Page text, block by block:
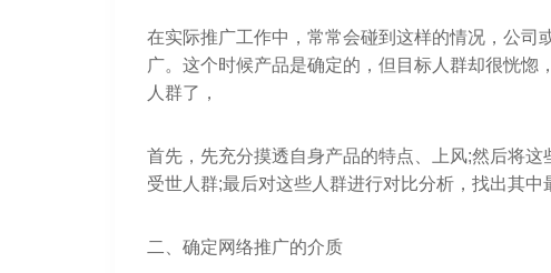
在实际推广工作中，常常会碰到这样的情况，公司
广。这个时候产品是确定的，但目标人群却很恍
人群了，
首先，先充分摸透自身产品的特点、上风;然后将
受世人群;最后对这些人群进行对比分析，找出其中
二、确定网络推广的介质